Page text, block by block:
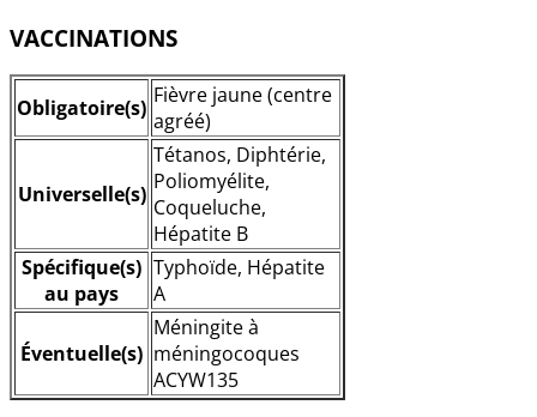
VACCINATIONS
Obligatoire(s) Fièvre jaune (centre
agréé)
Universelle(s)
Tétanos, Diphtérie,
Poliomyélite,
Coqueluche,
Hépatite B
Spécifique(s)
au pays
Typhoïde, Hépatite
A
Éventuelle(s)
Méningite à
méningocoques
ACYW135